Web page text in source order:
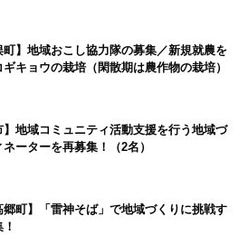
町】地域おこし協力隊の募集／新規就農を
ギキョウの栽培（閑散期は農作物の栽培）
】地域コミュニティ活動支援を行う地域づ
ーターを再募集！（2名）
郷町】「雷神そば」で地域づくりに挑戦す